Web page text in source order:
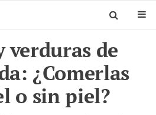
verduras de
¿Comerlas
o sin piel?